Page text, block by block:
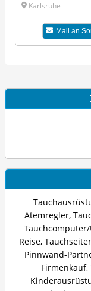
Karlsruhe
Mail an
Atemregler,
Reise,
Pinnwand-
Firmenkauf,